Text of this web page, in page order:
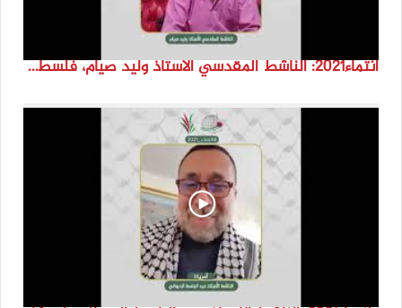
انتماء2021: الناشط المقدسي الاستاذ وليد صيام، فلسطين